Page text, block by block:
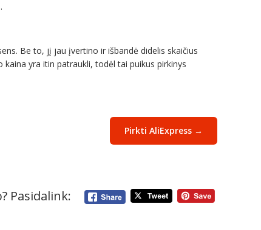
Be to, jį jau įvertino ir išbandė didelis skaičius
yra itin patraukli, todėl tai puikus pirkinys
Pirkti AliExpress →
Pasidalink: